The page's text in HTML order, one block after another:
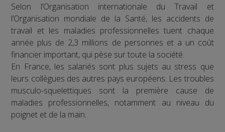
Selon l’Organisation internationale du Travail et
l’Organisation mondiale de la Santé, les accidents de
travail et les maladies professionnelles tuent chaque
année plus de 2,3 millions de personnes et a un coût
financier important, qui pèse sur toute la société.
En France, les salariés sont plus sujets au stress que
leurs collègues des autres pays européens. Les troubles
musculo-squelettiques sont la première cause de
maladies professionnelles, notamment au niveau du
poignet et de la main.